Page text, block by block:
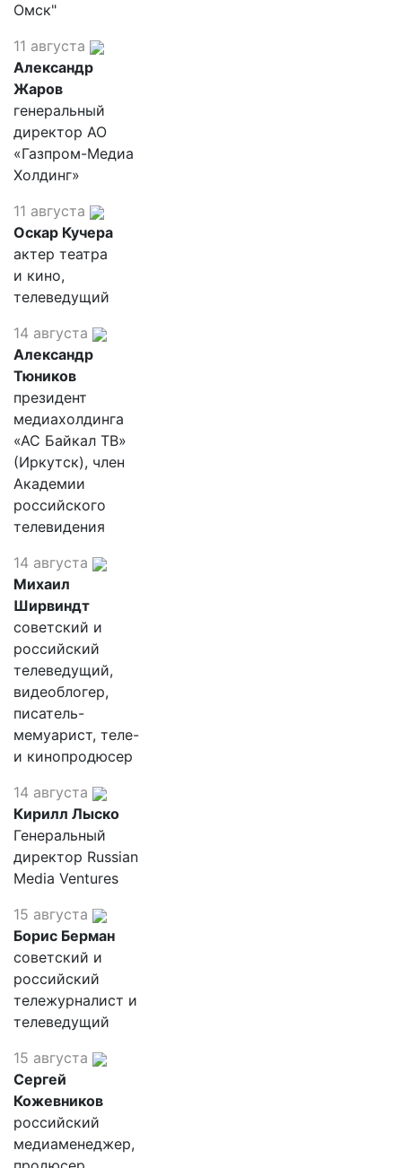
Омск"
11 августа
Александр
Жаров
генеральный
директор АО
«Газпром-Медиа
Холдинг»
11 августа
Оскар Кучера
актер театра
и кино,
телеведущий
14 августа
Александр
Тюников
президент
медиахолдинга
«АС Байкал ТВ»
(Иркутск), член
Академии
российского
телевидения
14 августа
Михаил
Ширвиндт
советский и
российский
телеведущий,
видеоблогер,
писатель-
мемуарист, теле-
и кинопродюсер
14 августа
Кирилл Лыско
Генеральный
директор Russian
Media Ventures
15 августа
Борис Берман
советский и
российский
тележурналист и
телеведущий
15 августа
Сергей
Кожевников
российский
медиаменеджер,